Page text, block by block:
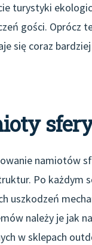
turystyki
gości. Oprócz
się coraz
namiotów
Po każdym
uszkodzeń
należy je jak
w sklepach